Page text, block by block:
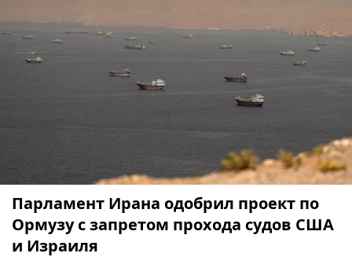
Парламент Ирана одобрил проект по
Ормузу с запретом прохода судов США
и Израиля